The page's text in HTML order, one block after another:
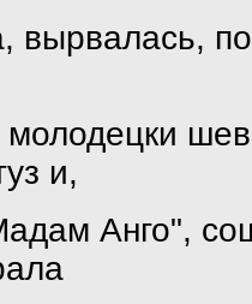
вырвалась,
и,
Анго",